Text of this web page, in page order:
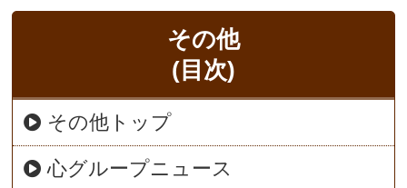
その他
(目次)
その他トップ
心グループニュース